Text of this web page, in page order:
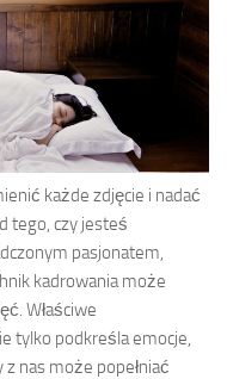
każde zdjęcie i nadać
tego, czy jesteś
pasjonatem,
kadrowania może
Właściwe
tylko podkreśla emocje,
nas może popełniać